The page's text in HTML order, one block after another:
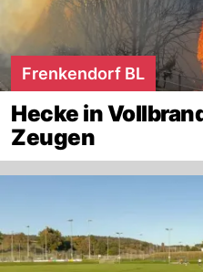
Frenkendorf BL
Hecke in
Zeugen